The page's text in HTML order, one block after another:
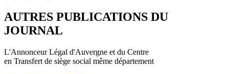
AUTRES PUBLICATIONS DU
JOURNAL
L'Annonceur Légal d'Auvergne et du Centre
en Transfert de siège social même département